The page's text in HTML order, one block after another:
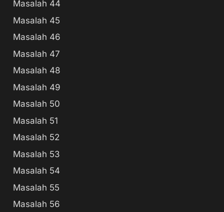
Masalah 44
Masalah 45
Masalah 46
Masalah 47
Masalah 48
Masalah 49
Masalah 50
Masalah 51
Masalah 52
Masalah 53
Masalah 54
Masalah 55
Masalah 56